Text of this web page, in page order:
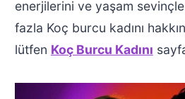
enerjilerini ve yaşam
fazla Koç burcu kadını
lütfen Koç Burcu Kadını